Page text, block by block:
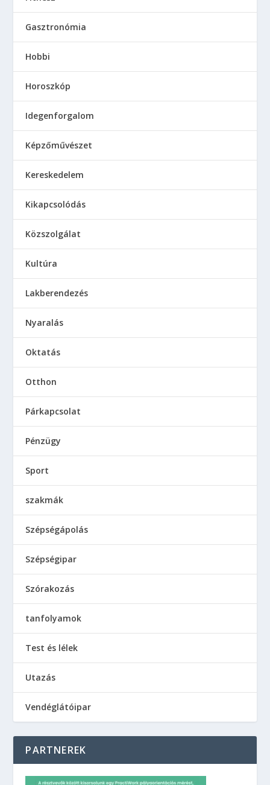
Kultúra
Lakberendezés
Nyaralás
Oktatás
Otthon
Párkapcsolat
Pénzügy
Sport
szakmák
Szépségápolás
Szépségipar
Szórakozás
tanfolyamok
Test és lélek
Utazás
Vendéglátóipar
PARTNEREK
Tervezte:Elegant Themes| Üzemeltető:WordPress